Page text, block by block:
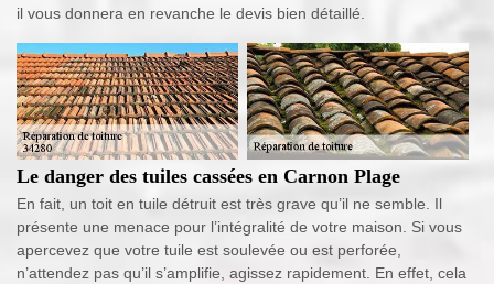
il vous donnera en revanche le devis bien détaillé.
Le danger des tuiles cassées en Carnon Plage
En fait, un toit en tuile détruit est très grave qu’il ne semble. Il
présente une menace pour l’intégralité de votre maison. Si vous
apercevez que votre tuile est soulevée ou est perforée,
n’attendez pas qu’il s’amplifie, agissez rapidement. En effet, cela